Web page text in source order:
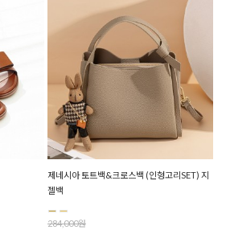
제네시아 토트백&크로스백 (인형고리SET) 지
젤백
284,000원